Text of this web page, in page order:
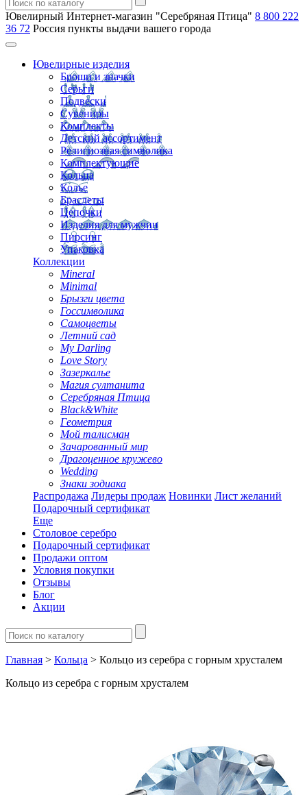
Ювелирный Интернет-магазин "Серебряная Птица" 8 800 222
36 72 Россия пункты выдачи вашего города
Ювелирные изделия
Броши и значки
Серьги
Подвески
Сувениры
Комплекты
Детский ассортимент
Религиозная символика
Комплектующие
Кольца
Колье
Браслеты
Цепочки
Изделия для мужчин
Пирсинг
Упаковка
Коллекции
Mineral
Minimal
Брызги цвета
Госсимволика
Самоцветы
Летний сад
My Darling
Love Story
Зазеркалье
Магия султанита
Серебряная Птица
Black&White
Геометрия
Мой талисман
Зачарованный мир
Драгоценное кружево
Wedding
Знаки зодиака
Распродажа Лидеры продаж Новинки Лист желаний
Подарочный сертификат
Еще
Столовое серебро
Подарочный сертификат
Продажи оптом
Условия покупки
Отзывы
Блог
Акции
Главная > Кольца > Кольцо из серебра с горным хрусталем
Кольцо из серебра с горным хрусталем